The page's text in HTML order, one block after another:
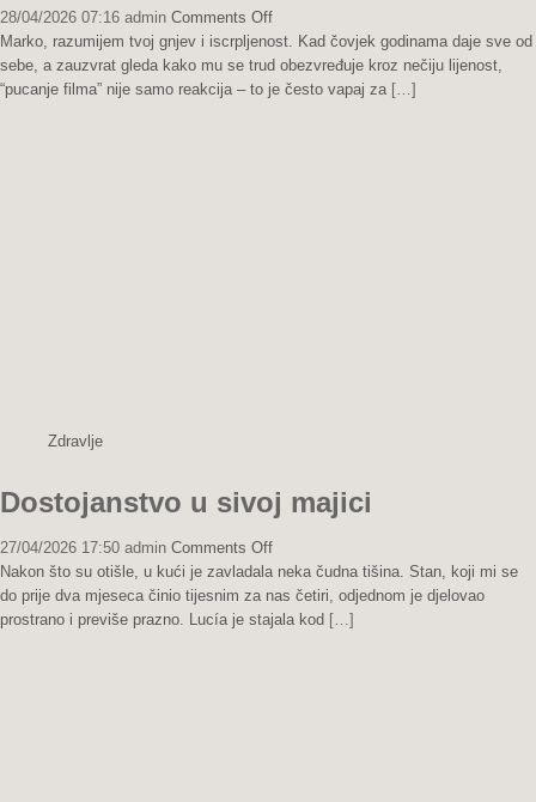
28/04/2026 07:16 admin Comments Offon
Između
suza
i
Marko, razumijem tvoj gnjev i iscrpljenost. Kad čovjek godinama daje sve od
sebe, a zauzvrat gleda kako mu se trud obezvređuje kroz nečiju lijenost,
“pucanje filma” nije samo reakcija – to je često vapaj za […]
Zdravlje
Dostojanstvo u sivoj majici
27/04/2026 17:50 admin Comments Offon
Dostojanstvo
u
sivoj
Nakon što su otišle, u kući je zavladala neka čudna tišina. Stan, koji mi se
do prije dva mjeseca činio tijesnim za nas četiri, odjednom je djelovao
prostrano i previše prazno. Lucía je stajala kod […]